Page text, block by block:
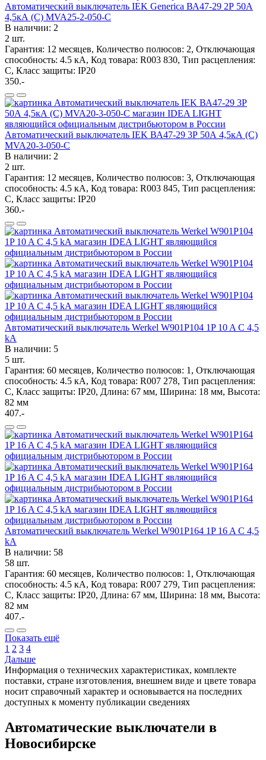
Автоматический выключатель IEK Generica ВА47-29 2Р 50А
4,5кА (С) MVA25-2-050-C
В наличии: 2
2 шт.
Гарантия: 12 месяцев, Количество полюсов: 2, Отключающая
способность: 4.5 кА, Код товара: R003 830, Тип расцепления:
C, Класс защиты: IP20
350.-
Автоматический выключатель IEK ВА47-29 3Р 50А 4,5кА (С)
MVA20-3-050-C
В наличии: 2
2 шт.
Гарантия: 12 месяцев, Количество полюсов: 3, Отключающая
способность: 4.5 кА, Код товара: R003 845, Тип расцепления:
C, Класс защиты: IP20
360.-
Автоматический выключатель Werkel W901P104 1P 10 A C 4,5
kА
В наличии: 5
5 шт.
Гарантия: 60 месяцев, Количество полюсов: 1, Отключающая
способность: 4.5 кА, Код товара: R007 278, Тип расцепления:
C, Класс защиты: IP20, Длина: 67 мм, Ширина: 18 мм, Высота:
82 мм
407.-
Автоматический выключатель Werkel W901P164 1P 16 A C 4,5
kА
В наличии: 58
58 шт.
Гарантия: 60 месяцев, Количество полюсов: 1, Отключающая
способность: 4.5 кА, Код товара: R007 279, Тип расцепления:
C, Класс защиты: IP20, Длина: 67 мм, Ширина: 18 мм, Высота:
82 мм
407.-
Показать ещё
1 2 3 4
Дальше
Информация о технических характеристиках, комплекте
поставки, стране изготовления, внешнем виде и цвете товара
носит справочный характер и основывается на последних
доступных к моменту публикации сведениях
Автоматические выключатели в
Новосибирске